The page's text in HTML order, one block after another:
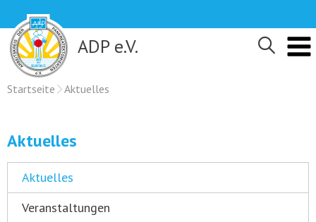
content
ADP e.V.
Startseite Aktuelles
Aktuelles
Aktuelles
Veranstaltungen